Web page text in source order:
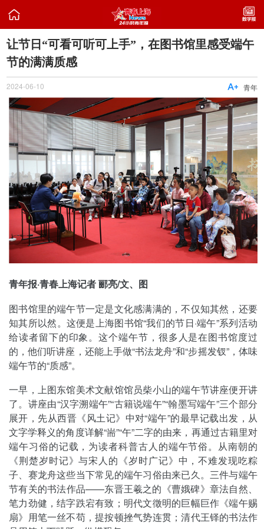

让节日“可看可听可上手”，在图书馆里感受端午
节的满满质感
2024-06-10 青年

青年报·青春上海记者 郦亮/文、图
图书馆里的端午节一定是文化感满满的，不仅知其然，还要
知其所以然。这便是上海图书馆“我们的节日·端午”系列活动
给读者留下的印象。这个端午节，很多人是在图书馆度过
的，他们听讲座，还能上手做“书法龙舟”和“步摇发钗”，体味
端午节的“质感”。
一早，上图东馆美术文献馆馆员柴小山的端午节讲座便开讲
了。讲座由“汉字溯端午”“古籍说端午”“翰墨写端午”三个部分
展开，先从西晋《风土记》中对“端午”的最早记载出发，从
文字学释义的角度详解“耑”“午”二字的由来，再通过古籍里对
端午习俗的记载，为读者科普古人的端午节俗。从南朝的
《荆楚岁时记》与宋人的《岁时广记》中，不难发现吃粽
子、赛龙舟这些当下常见的端午习俗由来已久。三件与端午
节有关的书法作品——东晋王羲之的《曹娥碑》章法自然、
笔力劲健，结字跌宕有致；明代文徵明的巨幅巨作《端午赐
扇》用笔一丝不苟，提按顿挫气势连贯；清代王铎的书法作